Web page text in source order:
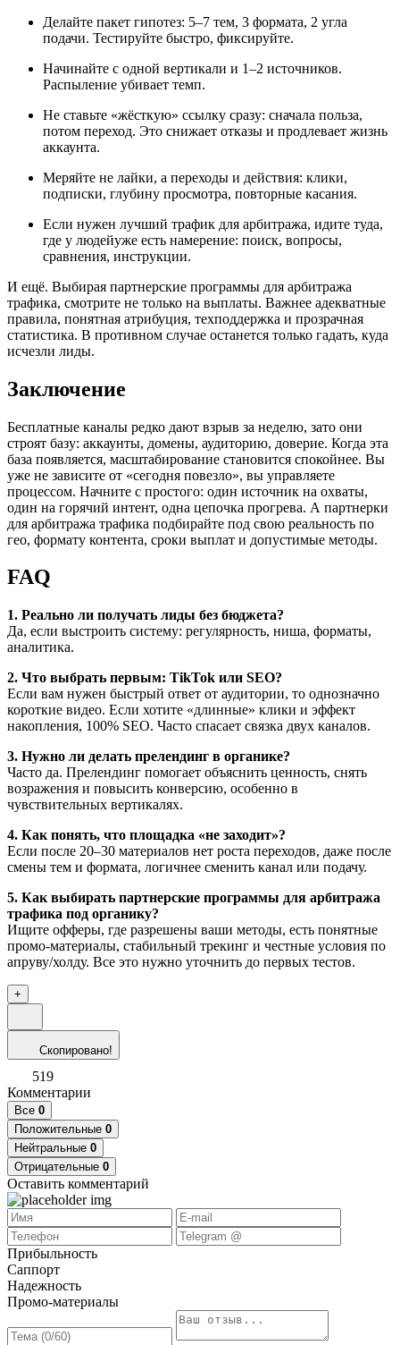
Делайте пакет гипотез: 5–7 тем, 3 формата, 2 угла
подачи. Тестируйте быстро, фиксируйте.
Начинайте с одной вертикали и 1–2 источников.
Распыление убивает темп.
Не ставьте «жёсткую» ссылку сразу: сначала польза,
потом переход. Это снижает отказы и продлевает жизнь
аккаунта.
Меряйте не лайки, а переходы и действия: клики,
подписки, глубину просмотра, повторные касания.
Если нужен лучший трафик для арбитража, идите туда,
где у людейуже есть намерение: поиск, вопросы,
сравнения, инструкции.
И ещё. Выбирая партнерские программы для арбитража
трафика, смотрите не только на выплаты. Важнее адекватные
правила, понятная атрибуция, техподдержка и прозрачная
статистика. В противном случае останется только гадать, куда
исчезли лиды.
Заключение
Бесплатные каналы редко дают взрыв за неделю, зато они
строят базу: аккаунты, домены, аудиторию, доверие. Когда эта
база появляется, масштабирование становится спокойнее. Вы
уже не зависите от «сегодня повезло», вы управляете
процессом. Начните с простого: один источник на охваты,
один на горячий интент, одна цепочка прогрева. А партнерки
для арбитража трафика подбирайте под свою реальность по
гео, формату контента, сроки выплат и допустимые методы.
FAQ
1. Реально ли получать лиды без бюджета?
Да, если выстроить систему: регулярность, ниша, форматы,
аналитика.
2. Что выбрать первым: TikTok или SEO?
Если вам нужен быстрый ответ от аудитории, то однозначно
короткие видео. Если хотите «длинные» клики и эффект
накопления, 100% SEO. Часто спасает связка двух каналов.
3. Нужно ли делать прелендинг в органике?
Часто да. Прелендинг помогает объяснить ценность, снять
возражения и повысить конверсию, особенно в
чувствительных вертикалях.
4. Как понять, что площадка «не заходит»?
Если после 20–30 материалов нет роста переходов, даже после
смены тем и формата, логичнее сменить канал или подачу.
5. Как выбирать партнерские программы для арбитража
трафика под органику?
Ищите офферы, где разрешены ваши методы, есть понятные
промо-материалы, стабильный трекинг и честные условия по
апруву/холду. Все это нужно уточнить до первых тестов.
+
Скопировано!
519
Комментарии
Все 0
Положительные 0
Нейтральные 0
Отрицательные 0
Оставить комментарий
Прибыльность
Саппорт
Надежность
Промо-материалы